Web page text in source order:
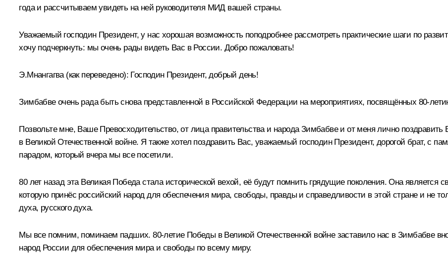
года и рассчитываем увидеть на ней руководителя МИД вашей страны.
Уважаемый господин Президент, у нас хорошая возможность поподробнее рассмотреть практические шаги по
хочу подчеркнуть: мы очень рады видеть Вас в России. Добро пожаловать!
Э.Мнангагва (как переведено): Господин Президент, добрый день!
Зимбабве очень рада быть снова представленной в Российской Федерации на мероприятиях, посвящённых 80-
Позвольте мне, Ваше Превосходительство, от лица правительства и народа Зимбабве и от меня лично
в Великой Отечественной войне. Я также хотел поздравить Вас, уважаемый господин Президент, дорогой брат, с
парадом, который вчера мы все посетили.
80 лет назад эта Великая Победа стала исторической вехой, её будут помнить грядущие поколения. Она является
которую принёс российский народ для обеспечения мира, свободы, правды и справедливости в этой стране и не
духа, русского духа.
Мы все помним, поминаем падших. 80-летие Победы в Великой Отечественной войне заставило нас в Зимбабве
народ России для обеспечения мира и свободы по всему миру.